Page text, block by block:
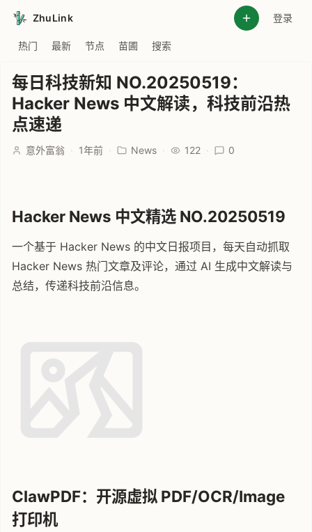
ZhuLink 登录
热门 最新 节点 苗圃 搜索
每日科技新知 NO.20250519：
Hacker News 中文解读，科技前沿热
点速递
意外富翁 · 1年前 · News · 122 · 0
Hacker News 中文精选 NO.20250519
一个基于 Hacker News 的中文日报项目，每天自动抓取
Hacker News 热门文章及评论，通过 AI 生成中文解读与
总结，传递科技前沿信息。
ClawPDF：开源虚拟 PDF/OCR/Image
打印机